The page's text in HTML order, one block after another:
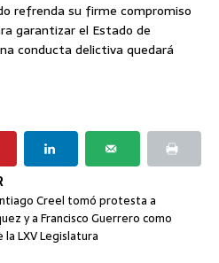
refrenda su firme compromiso
garantizar el Estado de
conducta delictiva quedará
Creel tomó protesta a
y a Francisco Guerrero como
LXV Legislatura